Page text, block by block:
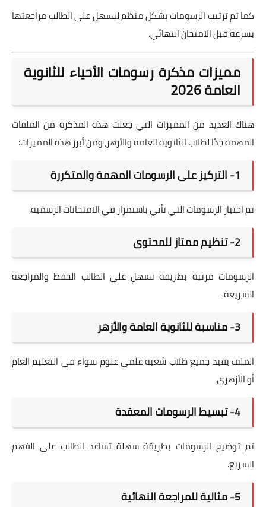
كما تم ترتيب الرسومات بشكل منظم ليسهل على الطالب مراجعتها
بسرعة قبل الامتحان النهائي.
مميزات مذكرة رسومات الأحياء للثانوية
العامة 2026
هناك العديد من المميزات التي جعلت هذه المذكرة من الملفات
المهمة جدًا لطلاب الثانوية العامة والأزهر، ومن أبرز هذه المميزات:
1- التركيز على الرسومات المهمة والمتكررة
تم اختيار الرسومات التي تأتي باستمرار في الامتحانات الرسمية.
2- تنظيم ممتاز للمحتوى
الرسومات مرتبة بطريقة تسهل على الطالب الحفظ والمراجعة
السريعة.
3- مناسبة للثانوية العامة والأزهر
الملف يفيد جميع طلاب شعبة علمي علوم سواء في التعليم العام
أو الأزهري.
4- تبسيط الرسومات المعقدة
تم توضيح الرسومات بطريقة سهلة تساعد الطالب على الفهم
السريع.
5- مثالية للمراجعة النهائية